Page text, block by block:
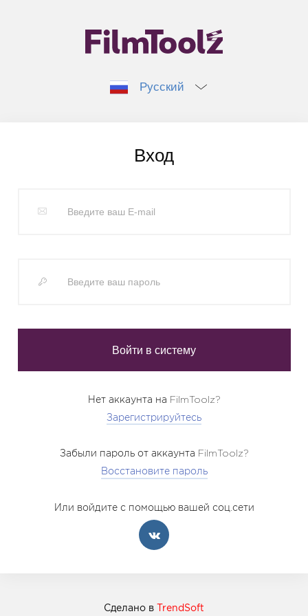
Русский
Вход
Нет аккаунта на FilmToolz?
Зарегистрируйтесь
Забыли пароль от аккаунта FilmToolz?
Восстановите пароль
Или войдите с помощью вашей соц.сети
Сделано в TrendSoft